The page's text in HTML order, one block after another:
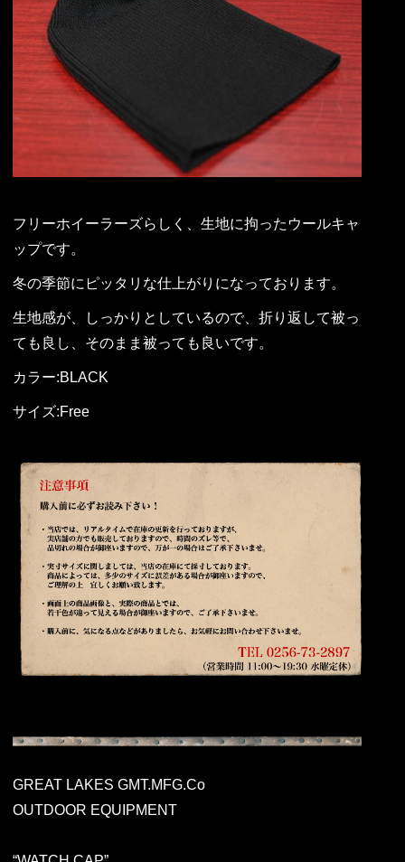
フリーホイーラーズらしく、生地に拘ったウールキャ
ップです。
冬の季節にピッタリな仕上がりになっております。
生地感が、しっかりとしているので、折り返して被っ
ても良し、そのまま被っても良いです。
カラー:BLACK
サイズ:Free
GREAT LAKES GMT.MFG.Co
OUTDOOR EQUIPMENT